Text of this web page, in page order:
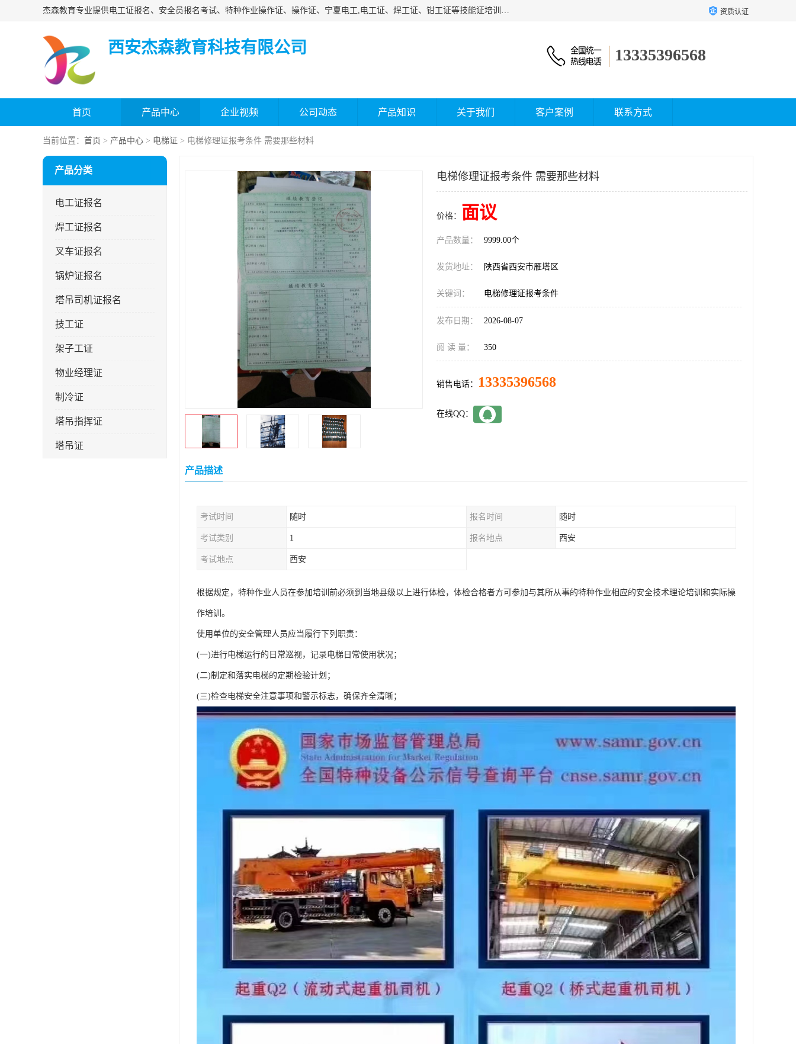
杰森教育专业提供电工证报名、安全员报名考试、特种作业操作证、操作证、宁夏电工,电工证、焊工证、钳工证等技能证培训课程。 资质认证
西安杰森教育科技有限公司 13335396568
首页 产品中心 企业视频 公司动态 产品知识 关于我们 客户案例 联系方式
当前位置： 首页 > 产品中心 > 电梯证 > 电梯修理证报考条件 需要那些材料
产品分类
电工证报名
焊工证报名
叉车证报名
锅炉证报名
塔吊司机证报名
技工证
架子工证
物业经理证
制冷证
塔吊指挥证
塔吊证
电梯修理证报考条件 需要那些材料
价格： 面议
产品数量： 9999.00个
发货地址： 陕西省西安市雁塔区
关键词： 电梯修理证报考条件
发布日期： 2026-08-07
阅 读 量： 350
销售电话： 13335396568
在线QQ：
产品描述
考试时间 随时 报名时间 随时
考试类别 1 报名地点 西安
考试地点 西安
根据规定，特种作业人员在参加培训前必须到当地县级以上进行体检，体检合格者方可参加与其所从事的特种作业相应的安全技术理论培训和实际操
作培训。
使用单位的安全管理人员应当履行下列职责：
(一)进行电梯运行的日常巡视，记录电梯日常使用状况；
(二)制定和落实电梯的定期检验计划；
(三)检查电梯安全注意事项和警示标志，确保齐全清晰；